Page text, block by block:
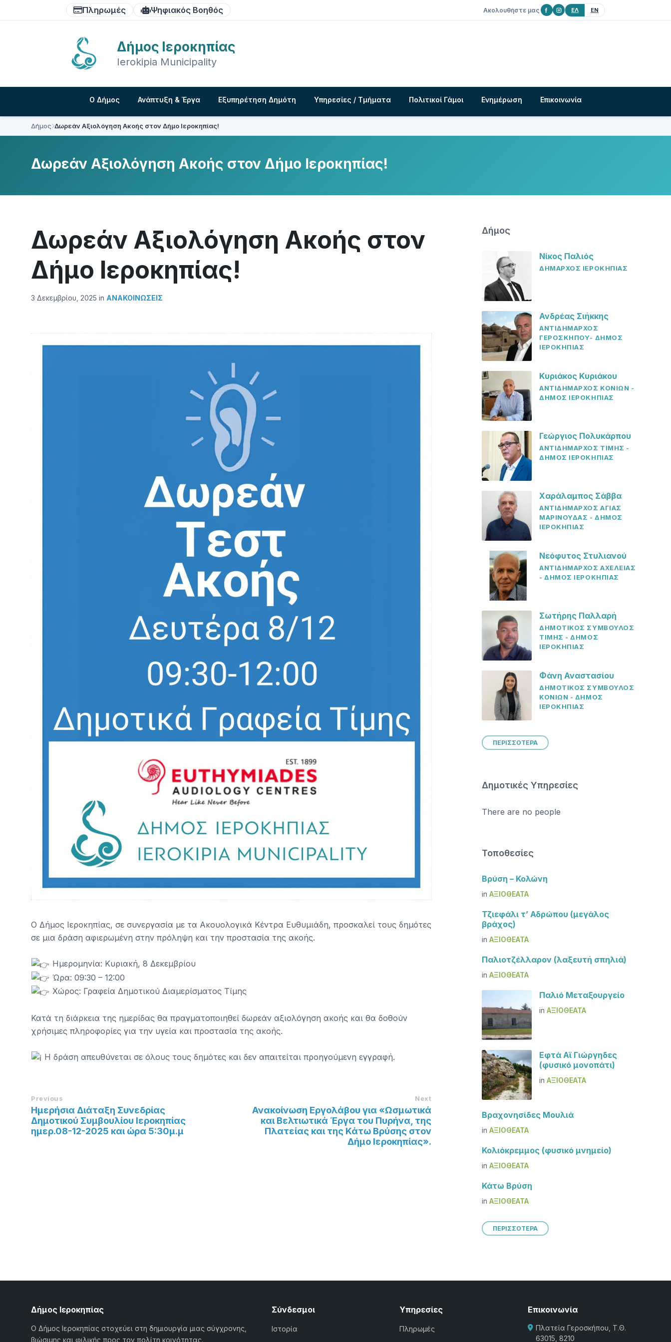
content
main
footer
Πληρωμές Ψηφιακός Βοηθός Ακολουθήστε μας ΕΛ EN
Δήμος Ιεροκηπίας
Ierokipia Municipality
Ο Δήμος Ανάπτυξη & Έργα Εξυπηρέτηση Δημότη Υπηρεσίες / Τμήματα Πολιτικοί Γάμοι Ενημέρωση Επικοινωνία
Δήμος Δωρεάν Αξιολόγηση Ακοής στον Δήμο Ιεροκηπίας!
Δωρεάν Αξιολόγηση Ακοής στον Δήμο Ιεροκηπίας!
Δωρεάν Αξιολόγηση Ακοής στον
Δήμο Ιεροκηπίας!
3 Δεκεμβρίου, 2025 in ΑΝΑΚΟΙΝΏΣΕΙΣ
Ο Δήμος Ιεροκηπίας, σε συνεργασία με τα Ακουολογικά Κέντρα Ευθυμιάδη, προσκαλεί τους δημότες
σε μια δράση αφιερωμένη στην πρόληψη και την προστασία της ακοής.
Ημερομηνία: Κυριακή, 8 Δεκεμβρίου
Ώρα: 09:30 – 12:00
Χώρος: Γραφεία Δημοτικού Διαμερίσματος Τίμης
Κατά τη διάρκεια της ημερίδας θα πραγματοποιηθεί δωρεάν αξιολόγηση ακοής και θα δοθούν
χρήσιμες πληροφορίες για την υγεία και προστασία της ακοής.
Η δράση απευθύνεται σε όλους τους δημότες και δεν απαιτείται προηγούμενη εγγραφή.
Previous
Ημερήσια Διάταξη Συνεδρίας
Δημοτικού Συμβουλίου Ιεροκηπίας
ημερ.08-12-2025 και ώρα 5:30μ.μ
Next
Ανακοίνωση Εργολάβου για «Ωσμωτικά
και Βελτιωτικά Έργα του Πυρήνα, της
Πλατείας και της Κάτω Βρύσης στον
Δήμο Ιεροκηπίας».
Δήμος
Νίκος Παλιός
ΔΗΜΑΡΧΟΣ ΙΕΡΟΚΗΠΙΑΣ
Ανδρέας Σιήκκης
ΑΝΤΙΔΗΜΑΡΧΟΣ
ΓΕΡΟΣΚΗΠΟΥ- ΔΗΜΟΣ
ΙΕΡΟΚΗΠΙΑΣ
Κυριάκος Κυριάκου
ΑΝΤΙΔΗΜΑΡΧΟΣ ΚΟΝΙΩΝ -
ΔΗΜΟΣ ΙΕΡΟΚΗΠΙΑΣ
Γεώργιος Πολυκάρπου
ΑΝΤΙΔΗΜΑΡΧΟΣ ΤΙΜΗΣ -
ΔΗΜΟΣ ΙΕΡΟΚΗΠΙΑΣ
Χαράλαμπος Σάββα
ΑΝΤΙΔΗΜΑΡΧΟΣ ΑΓΙΑΣ
ΜΑΡΙΝΟΥΔΑΣ - ΔΗΜΟΣ
ΙΕΡΟΚΗΠΙΑΣ
Νεόφυτος Στυλιανού
ΑΝΤΙΔΗΜΑΡΧΟΣ ΑΧΕΛΕΙΑΣ
- ΔΗΜΟΣ ΙΕΡΟΚΗΠΙΑΣ
Σωτήρης Παλλαρή
ΔΗΜΟΤΙΚΟΣ ΣΥΜΒΟΥΛΟΣ
ΤΙΜΗΣ - ΔΗΜΟΣ
ΙΕΡΟΚΗΠΙΑΣ
Φάνη Αναστασίου
ΔΗΜΟΤΙΚΟΣ ΣΥΜΒΟΥΛΟΣ
ΚΟΝΙΩΝ - ΔΗΜΟΣ
ΙΕΡΟΚΗΠΙΑΣ
ΠΕΡΙΣΣΟΤΕΡΑ
Δημοτικές Υπηρεσίες
There are no people
Τοποθεσίες
Βρύση – Κολώνη
inΑΞΙΟΘΈΑΤΑ
Τζιεφάλι τ’ Αδρώπου (μεγάλος
βράχος)
inΑΞΙΟΘΈΑΤΑ
Παλιοτζέλλαρον (λαξευτή σπηλιά)
inΑΞΙΟΘΈΑΤΑ
Παλιό Μεταξουργείο
inΑΞΙΟΘΈΑΤΑ
Εφτά Αϊ Γιώργηδες
(φυσικό μονοπάτι)
inΑΞΙΟΘΈΑΤΑ
Βραχονησίδες Μουλιά
inΑΞΙΟΘΈΑΤΑ
Κολιόκρεμμος (φυσικό μνημείο)
inΑΞΙΟΘΈΑΤΑ
Κάτω Βρύση
inΑΞΙΟΘΈΑΤΑ
ΠΕΡΙΣΣΟΤΕΡΑ
Δήμος Ιεροκηπίας
Ο Δήμος Ιεροκηπίας στοχεύει στη δημιουργία μιας σύγχρονης,
βιώσιμης και φιλικής προς τον πολίτη κοινότητας.
Σύνδεσμοι
Ιστορία
Υπηρεσίες
Πληρωμές
Επικοινωνία
Πλατεία Γεροσκήπου, Τ.Θ.
63015, 8210